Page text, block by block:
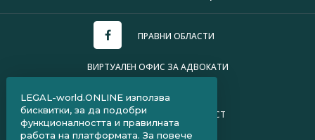
ПРАВНИ ОБЛАСТИ
ВИРТУАЛЕН ОФИС ЗА АДВОКАТИ
ПОЛИТИКА ЗА ПОВЕРИТЕЛНОСТ
LEGAL-world.ONLINE използва
бисквитки, за да подобри
функционалността и правилната
работа на платформата. За повече